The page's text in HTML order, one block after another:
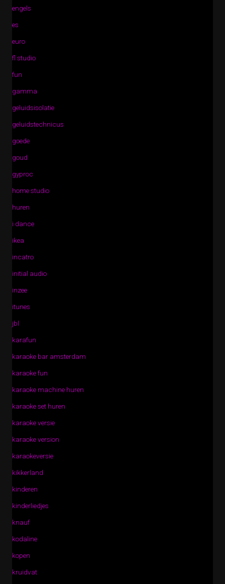
engels
es
euro
fl studio
fun
gamma
geluidsisolatie
geluidstechnicus
goede
goud
gyproc
home studio
huren
i dance
ikea
incatro
initial audio
inzee
itunes
jbl
karafun
karaoke bar amsterdam
karaoke fun
karaoke machine huren
karaoke set huren
karaoke versie
karaoke version
karaokeversie
kikkerland
kinderen
kinderliedjes
knauf
kodaline
kopen
kruidvat